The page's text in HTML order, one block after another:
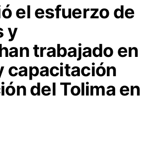
el esfuerzo de
y
trabajado en
capacitación
del Tolima en